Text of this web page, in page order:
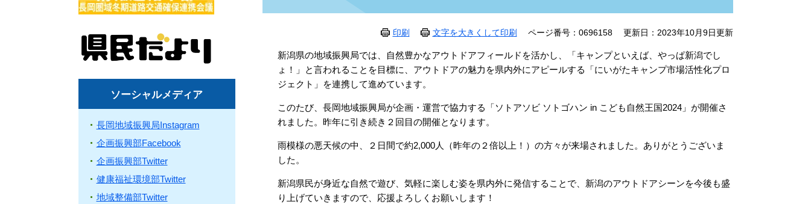
印刷 文字を大きくして印刷 ページ番号：0696158 更新日：2023年10月9日更新
新潟県の地域振興局では、自然豊かなアウトドアフィールドを活かし、「キャンプといえば、やっぱ新潟でし
ょ！」と言われることを目標に、アウトドアの魅力を県内外にアピールする「にいがたキャンプ市場活性化プロ
ジェクト」を連携して進めています。
このたび、長岡地域振興局が企画・運営で協力する「ソトアソビ ソトゴハン in こども自然王国2024」が開催さ
れました。昨年に引き続き２回目の開催となります。
雨模様の悪天候の中、２日間で約2,000人（昨年の２倍以上！）の方々が来場されました。ありがとうございま
した。
新潟県民が身近な自然で遊び、気軽に楽しむ姿を県内外に発信することで、新潟のアウトドアシーンを今後も盛
り上げていきますので、応援よろしくお願いします！
ソーシャルメディア
長岡地域振興局Instagram
企画振興部Facebook
企画振興部Twitter
健康福祉環境部Twitter
地域整備部Twitter